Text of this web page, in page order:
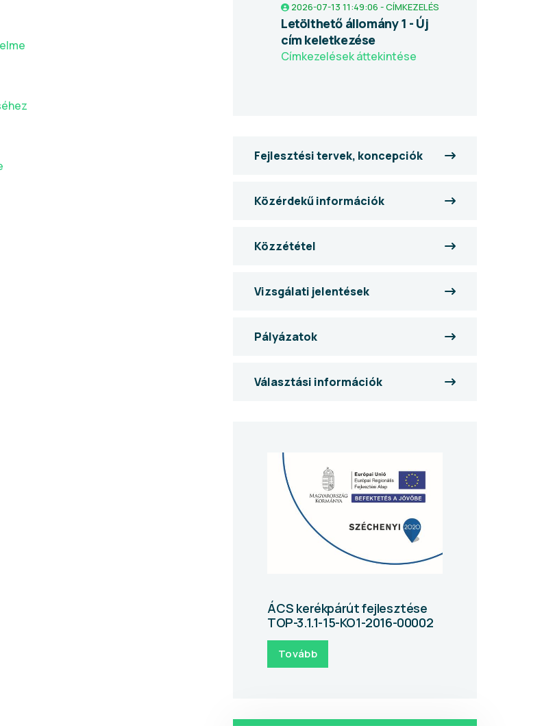
2026-07-13 11:49:06 - CÍMKEZELÉS
Letölthető állomány 1 - Új
cím keletkezése
Címkezelések áttekintése
Fejlesztési tervek, koncepciók
Közérdekű információk
Közzététel
Vizsgálati jelentések
Pályázatok
Választási információk
ÁCS kerékpárút fejlesztése
TOP-3.1.1-15-KO1-2016-00002
Tovább